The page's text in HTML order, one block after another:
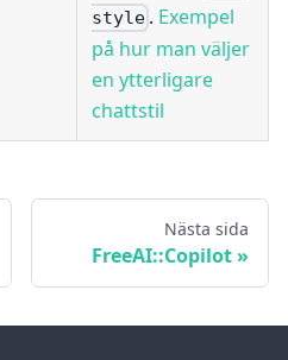
style . Exempel
på hur man väljer
en ytterligare
chattstil
Nästa sida
FreeAI::Copilot